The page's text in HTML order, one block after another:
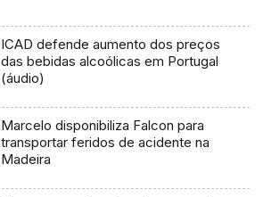
ICAD defende aumento dos preços
das bebidas alcoólicas em Portugal
(áudio)
Marcelo disponibiliza Falcon para
transportar feridos de acidente na
Madeira